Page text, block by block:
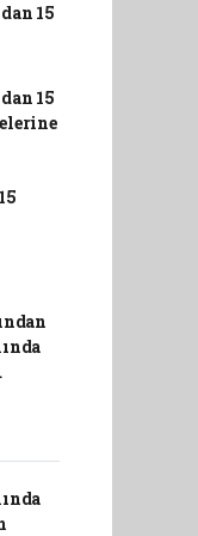
15
15